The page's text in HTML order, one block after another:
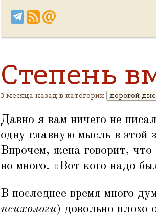
Степень
3 месяца назад в категории дорогой
Давно я вам ничего не
одну главную мысль в этой
Впрочем, жена говорит,
но много. «Вот кого надо
В последнее время много
психологи) довольно